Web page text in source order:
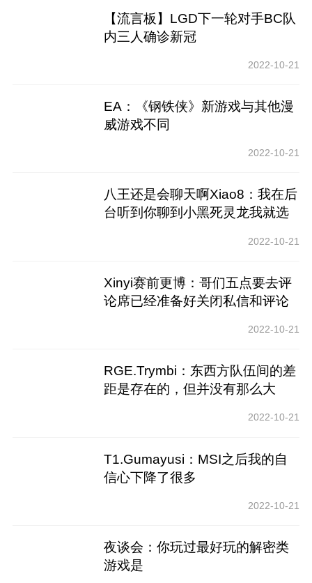
【流言板】LGD下一轮对手BC队
内三人确诊新冠
2022-10-21
EA：《钢铁侠》新游戏与其他漫
威游戏不同
2022-10-21
八王还是会聊天啊Xiao8：我在后
台听到你聊到小黑死灵龙我就选
2022-10-21
Xinyi赛前更博：哥们五点要去评
论席已经准备好关闭私信和评论
2022-10-21
RGE.Trymbi：东西方队伍间的差
距是存在的，但并没有那么大
2022-10-21
T1.Gumayusi：MSI之后我的自
信心下降了很多
2022-10-21
夜谈会：你玩过最好玩的解密类
游戏是